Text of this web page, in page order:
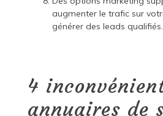
augmenter le trafic sur
générer des leads qualifiés.
4
annuaires de